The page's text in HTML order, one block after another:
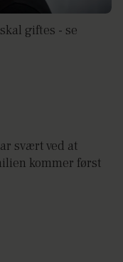
giftes - se
svært ved at
kommer først